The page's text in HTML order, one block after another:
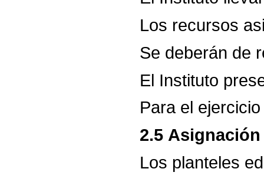
Los recursos
Se deberán de
El Instituto
Para el ejercicio
2.5 Asignación
Los planteles